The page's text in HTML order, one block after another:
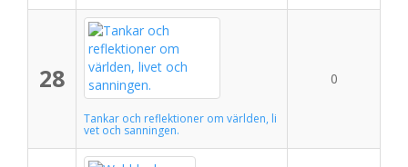
28
Tankar och reflektioner om världen, li
vet och sanningen.
0